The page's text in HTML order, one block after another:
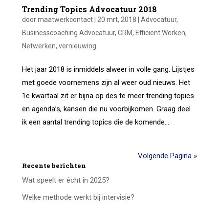
Trending Topics Advocatuur 2018
doormaatwerkcontact| 20 mrt, 2018 Advocatuur,
Businesscoaching Advocatuur, CRM, Efficiënt Werken,
Netwerken, vernieuwing
Het jaar 2018 is inmiddels alweer in volle gang. Lijstjes
met goede voornemens zijn al weer oud nieuws. Het
1e kwartaal zit er bijna op des te meer trending topics
en agenda’s, kansen die nu voorbijkomen. Graag deel
ik een aantal trending topics die de komende...
Volgende Pagina »
Recente berichten
Wat speelt er écht in 2025?
Welke methode werkt bij intervisie?